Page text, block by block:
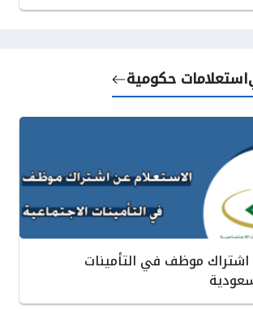
استعلامات حكومية
اشتراك موظف في التأمينات